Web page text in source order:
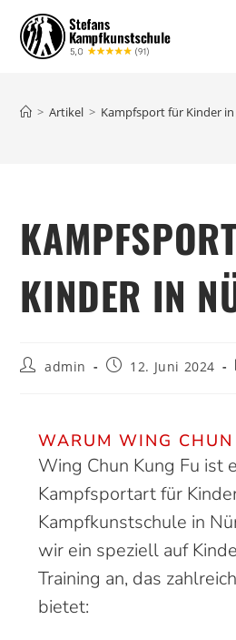
> Artikel > Kampfsport für Kinder
KINDER IN
admin 12. Juni 2024
WARUM WING CHUN
Wing Chun Kung Fu ist
Kampfsportart für
Kampfkunstschule in
wir ein speziell auf
Training an, das
bietet: